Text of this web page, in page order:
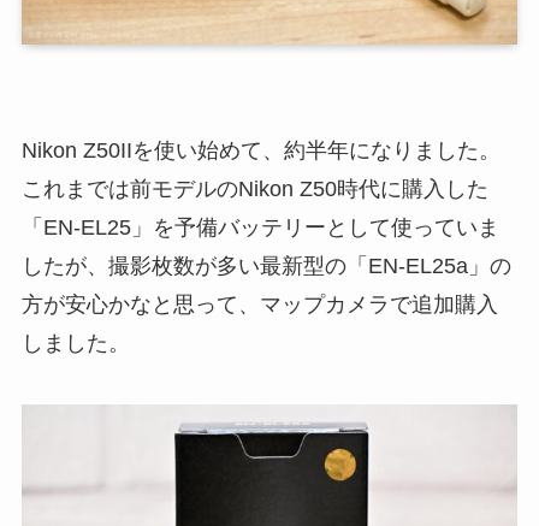
Nikon Z50IIを使い始めて、約半年になりました。
これまでは前モデルのNikon Z50時代に購入した
「EN-EL25」を予備バッテリーとして使っていま
したが、撮影枚数が多い最新型の「EN-EL25a」の
方が安心かなと思って、マップカメラで追加購入
しました。